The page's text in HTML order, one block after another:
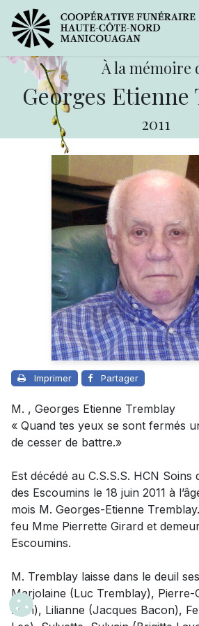
À la mémoire
Georges Etienne
2011
Imprimer Partager
M. , Georges Etienne Tremblay
« Quand tes yeux se sont fermés
de cesser de battre.»
Est décédé au C.S.S.S. HCN Soins
des Escoumins le 18 juin 2011 à
mois M. Georges-Etienne
feu Mme Pierrette Girard et
Escoumins.
M. Tremblay laisse dans le deuil
Marjolaine (Luc Tremblay), Pierre-
Finn), Lilianne (Jacques Bacon),